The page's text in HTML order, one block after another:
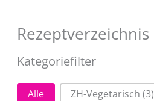
Rezeptverzeichnis
Kategoriefilter
Kategoriefilter
Alle ZH-Vegetarisch (3)